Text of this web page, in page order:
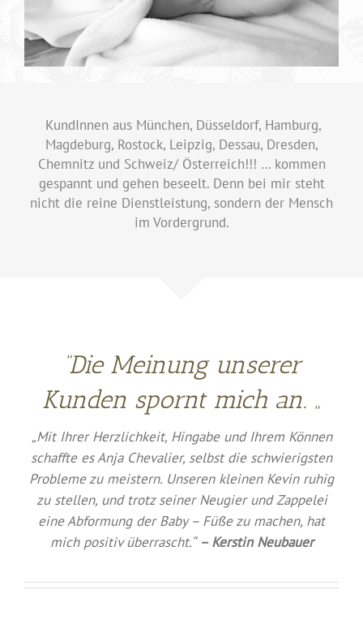
KundInnen aus München, Düsseldorf, Hamburg,
Magdeburg, Rostock, Leipzig, Dessau, Dresden,
Chemnitz und Schweiz/ Österreich!!! … kommen
gespannt und gehen beseelt. Denn bei mir steht
nicht die reine Dienstleistung, sondern der Mensch
im Vordergrund.
“Die Meinung unserer
Kunden spornt mich an. „
„Mit Ihrer Herzlichkeit, Hingabe und Ihrem Können
schaffte es Anja Chevalier, selbst die schwierigsten
Probleme zu meistern. Unseren kleinen Kevin ruhig
zu stellen, und trotz seiner Neugier und Zappelei
eine Abformung der Baby – Füße zu machen, hat
mich positiv überrascht.“– Kerstin Neubauer